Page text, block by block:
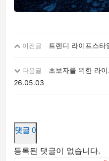
이전글 트렌디 라이프스타
다음글
초보자를 위한 라
26.05.03
댓글 0
등록된 댓글이 없습니다.